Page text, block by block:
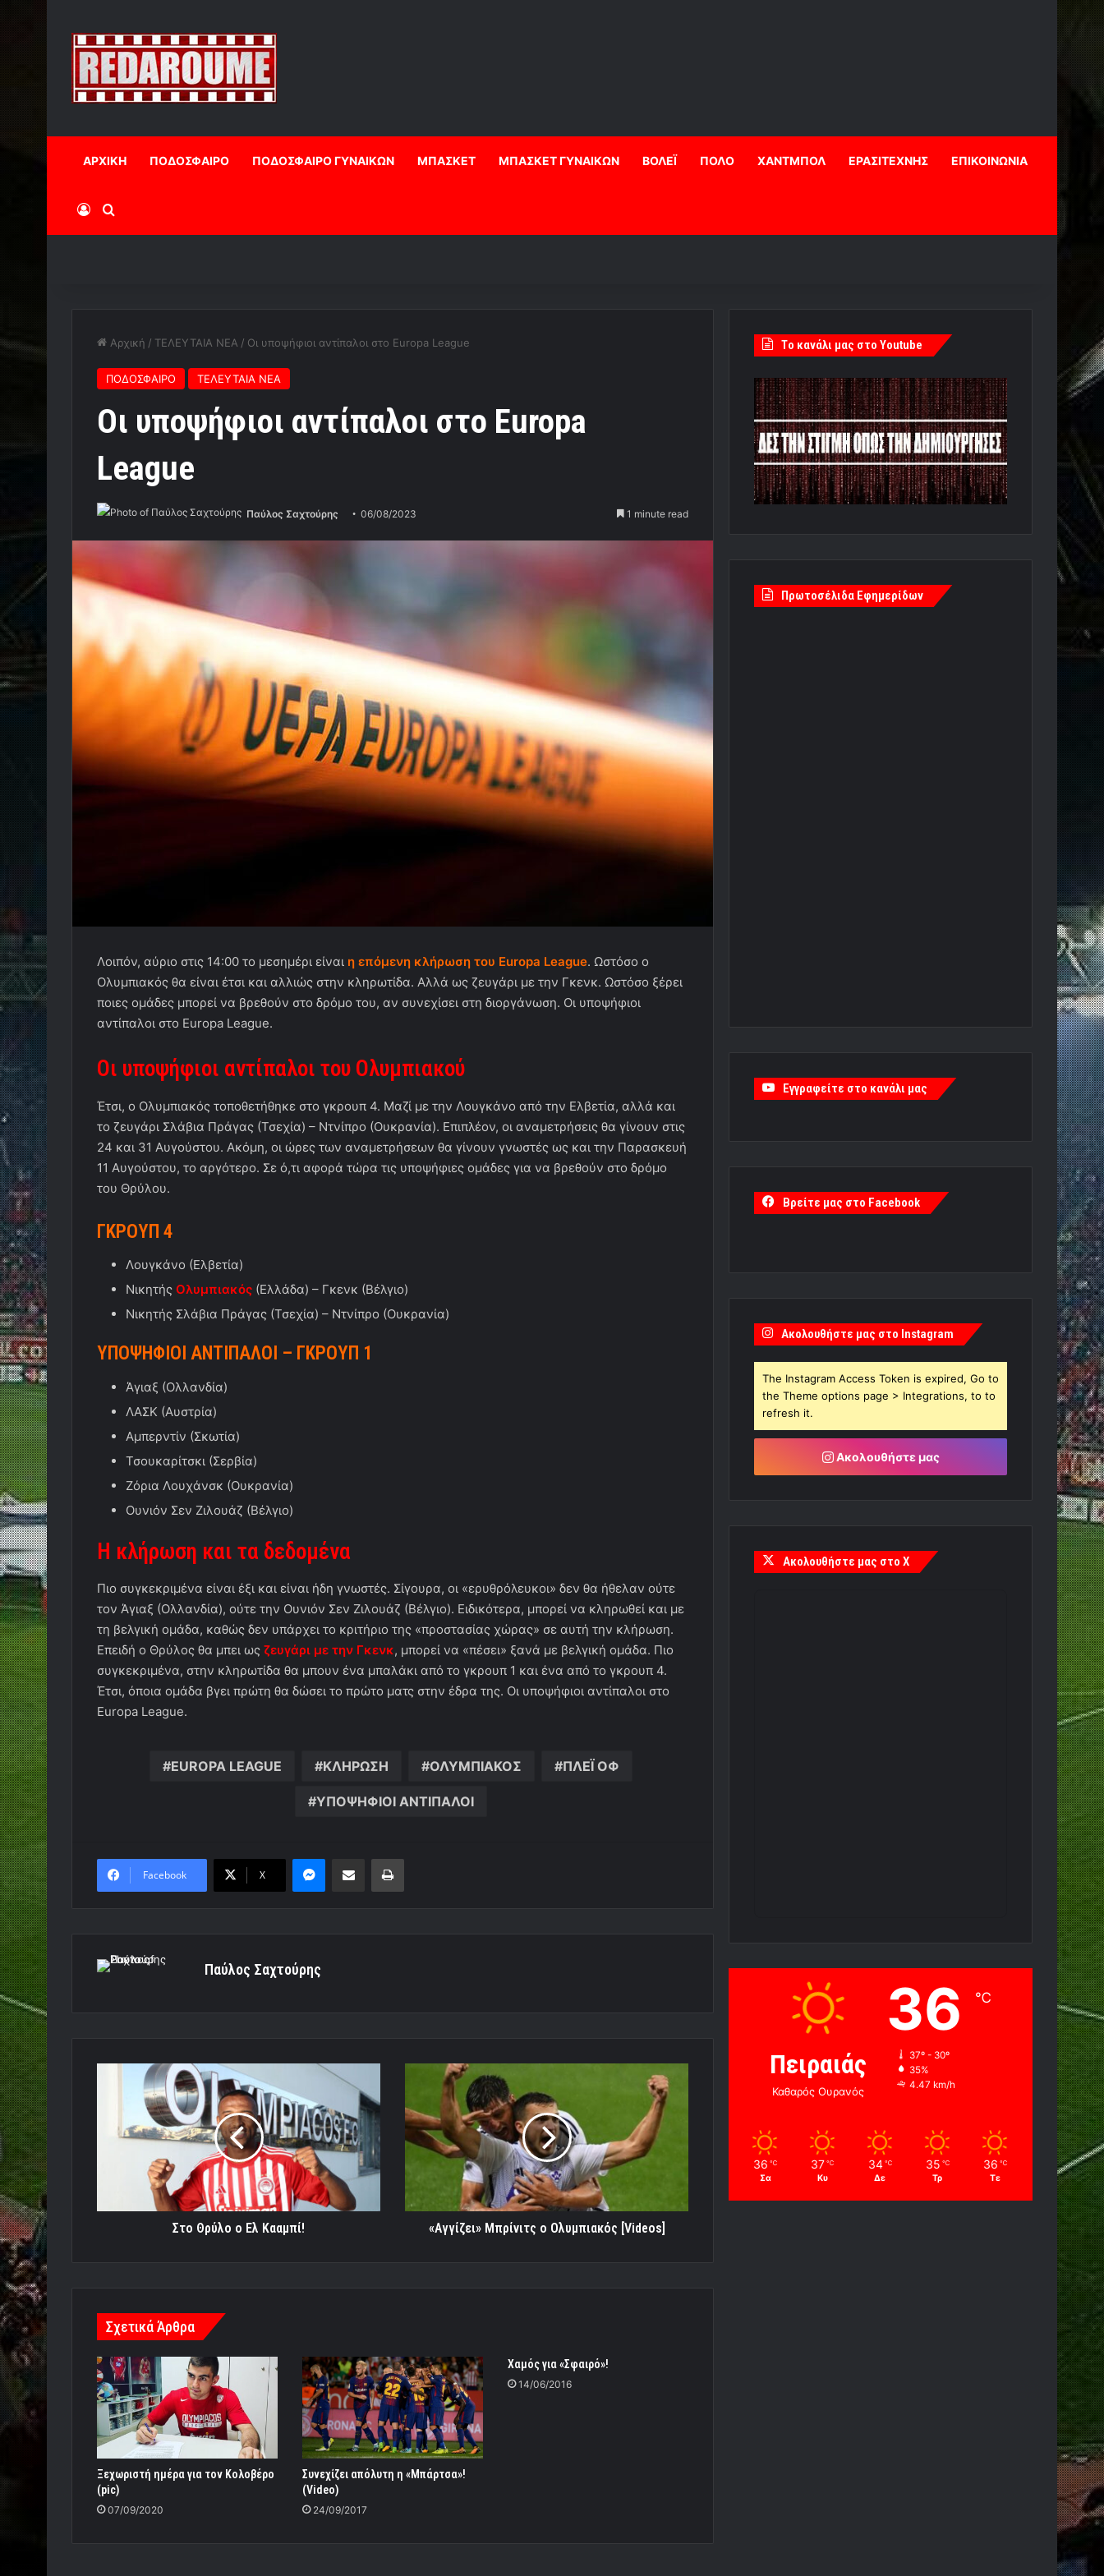
ΑΡΧΙΚΗ ΠΟΔΟΣΦΑΙΡΟ ΠΟΔΟΣΦΑΙΡΟ ΓΥΝΑΙΚΩΝ ΜΠΑΣΚΕΤ ΜΠΑΣΚΕΤ ΓΥΝΑΙΚΩΝ ΒΟΛΕΪ ΠΟΛΟ ΧΑΝΤΜΠΟΛ ΕΡΑΣΙΤΕΧΝΗΣ ΕΠΙΚΟΙΝΩΝΙΑ
Log InΑναζήτηση
Αρχική / ΤΕΛΕΥΤΑΙΑ ΝΕΑ / Οι υποψήφιοι αντίπαλοι στο Europa League
ΠΟΔΟΣΦΑΙΡΟ ΤΕΛΕΥΤΑΙΑ ΝΕΑ
Οι υποψήφιοι αντίπαλοι στο Europa
League
Παύλος Σαχτούρης 06/08/2023 1 minute read
Λοιπόν, αύριο στις 14:00 το μεσημέρι είναι η επόμενη κλήρωση του Europa League. Ωστόσο ο
Ολυμπιακός θα είναι έτσι και αλλιώς στην κληρωτίδα. Αλλά ως ζευγάρι με την Γκενκ. Ωστόσο ξέρει
ποιες ομάδες μπορεί να βρεθούν στο δρόμο του, αν συνεχίσει στη διοργάνωση. Οι υποψήφιοι
αντίπαλοι στο Europa League.
Οι υποψήφιοι αντίπαλοι του Ολυμπιακού
Έτσι, ο Ολυμπιακός τοποθετήθηκε στο γκρουπ 4. Μαζί με την Λουγκάνο από την Ελβετία, αλλά και
το ζευγάρι Σλάβια Πράγας (Τσεχία) – Ντνίπρο (Ουκρανία). Επιπλέον, οι αναμετρήσεις θα γίνουν στις
24 και 31 Αυγούστου. Ακόμη, οι ώρες των αναμετρήσεων θα γίνουν γνωστές ως και την Παρασκευή
11 Αυγούστου, το αργότερο. Σε ό,τι αφορά τώρα τις υποψήφιες ομάδες για να βρεθούν στο δρόμο
του Θρύλου.
ΓΚΡΟΥΠ 4
Λουγκάνο (Ελβετία)
Νικητής Ολυμπιακός (Ελλάδα) – Γκενκ (Βέλγιο)
Νικητής Σλάβια Πράγας (Τσεχία) – Ντνίπρο (Ουκρανία)
ΥΠΟΨΗΦΙΟΙ ΑΝΤΙΠΑΛΟΙ – ΓΚΡΟΥΠ 1
Άγιαξ (Ολλανδία)
ΛΑΣΚ (Αυστρία)
Αμπερντίν (Σκωτία)
Τσουκαρίτσκι (Σερβία)
Ζόρια Λουχάνσκ (Ουκρανία)
Ουνιόν Σεν Ζιλουάζ (Βέλγιο)
Η κλήρωση και τα δεδομένα
Πιο συγκεκριμένα είναι έξι και είναι ήδη γνωστές. Σίγουρα, οι «ερυθρόλευκοι» δεν θα ήθελαν ούτε
τον Άγιαξ (Ολλανδία), ούτε την Ουνιόν Σεν Ζιλουάζ (Βέλγιο). Ειδικότερα, μπορεί να κληρωθεί και με
τη βελγική ομάδα, καθώς δεν υπάρχει το κριτήριο της «προστασίας χώρας» σε αυτή την κλήρωση.
Επειδή ο Θρύλος θα μπει ως ζευγάρι με την Γκενκ, μπορεί να «πέσει» ξανά με βελγική ομάδα. Πιο
συγκεκριμένα, στην κληρωτίδα θα μπουν ένα μπαλάκι από το γκρουπ 1 και ένα από το γκρουπ 4.
Έτσι, όποια ομάδα βγει πρώτη θα δώσει το πρώτο ματς στην έδρα της. Οι υποψήφιοι αντίπαλοι στο
Europa League.
EUROPA LEAGUE ΚΛΗΡΩΣΗ ΟΛΥΜΠΙΑΚΟΣ ΠΛΕΪ ΟΦ
ΥΠΟΨΗΦΙΟΙ ΑΝΤΙΠΑΛΟΙ
Facebook X
MessengerΚοινοποίηση μέσω ηλεκτρονικού ταχυδρομείουΕκτύπωση
Παύλος Σαχτούρης
Κααμπί!
Στο Θρύλο ο Ελ Κααμπί!
«Αγγίζει»
Μπρίνιτς
ο
Ολυμπιακός
[Videos]
«Αγγίζει» Μπρίνιτς ο Ολυμπιακός [Videos]
Σχετικά Άρθρα
Ξεχωριστή ημέρα για τον Κολοβέρο
(pic)
07/09/2020
Συνεχίζει απόλυτη η «Μπάρτσα»!
(Video)
24/09/2017
Χαμός για «Σφαιρό»!
14/06/2016
Tο κανάλι μας στο Youtube
Πρωτοσέλιδα Εφημερίδων
Εγγραφείτε στο κανάλι μας
Βρείτε μας στο Facebook
Ακολουθήστε μας στο Instagram
The Instagram Access Token is expired, Go to
the Theme options page > Integrations, to to
refresh it.
Ακολουθήστε μας
Ακολουθήστε μας στο X
Πειραιάς
Καθαρός Ουρανός
36 ℃
37º - 30º
35%
4.47 km/h
36 ℃
Σα
37 ℃
Κυ
34 ℃
Δε
35 ℃
Τρ
36 ℃
Τε